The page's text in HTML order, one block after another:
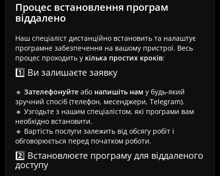
Процес встановлення програм
віддалено
Наш спеціаліст дистанційно встановить та налаштує
програмне забезпечення на вашому пристрої. Весь
процес проходить у кілька простих кроків:
1️⃣ Ви залишаєте заявку
🔹 Зателефонуйте або напишіть нам у будь-який
зручний спосіб (телефон, месенджери, Telegram).
🔹 Узгодьте з нашим спеціалістом, які програми вам
необхідно встановити.
🔹 Вартість послуги залежить від обсягу робіт і
обговорюється перед початком роботи.
2️⃣ Встановлюєте програму для віддаленого
доступу